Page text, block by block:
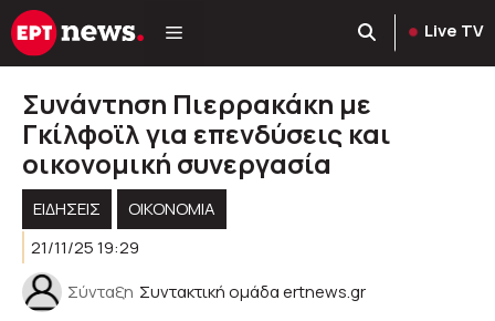
Μετάβαση
σε
Live TV
Συνάντηση Πιερρακάκη με
Γκίλφοϊλ για επενδύσεις και
οικονομική συνεργασία
ΕΙΔΗΣΕΙΣ
ΟΙΚΟΝΟΜΙΑ
21/11/25 19:29
Σύνταξη Συντακτική ομάδα ertnews.gr